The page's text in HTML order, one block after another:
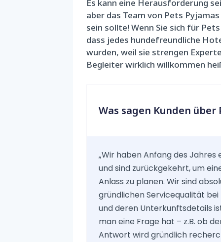
Es kann eine Herausforderung
aber das Team von Pets
sein sollte! Wenn Sie sich für
dass jedes hundefreundliche
wurden, weil sie strengen
Begleiter wirklich willkommen
Was sagen Kunden über
„Wir haben Anfang des
und sind zurückgekehrt, um
Anlass zu planen. Wir sind
gründlichen Servicequalität bei
und deren Unterkunftsdetails
man eine Frage hat – z.B. ob
Antwort wird gründlich